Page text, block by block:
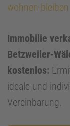
wohnen
Immobilie
Betzweiler-
kostenlos:
ideale und
Vereinbarung.